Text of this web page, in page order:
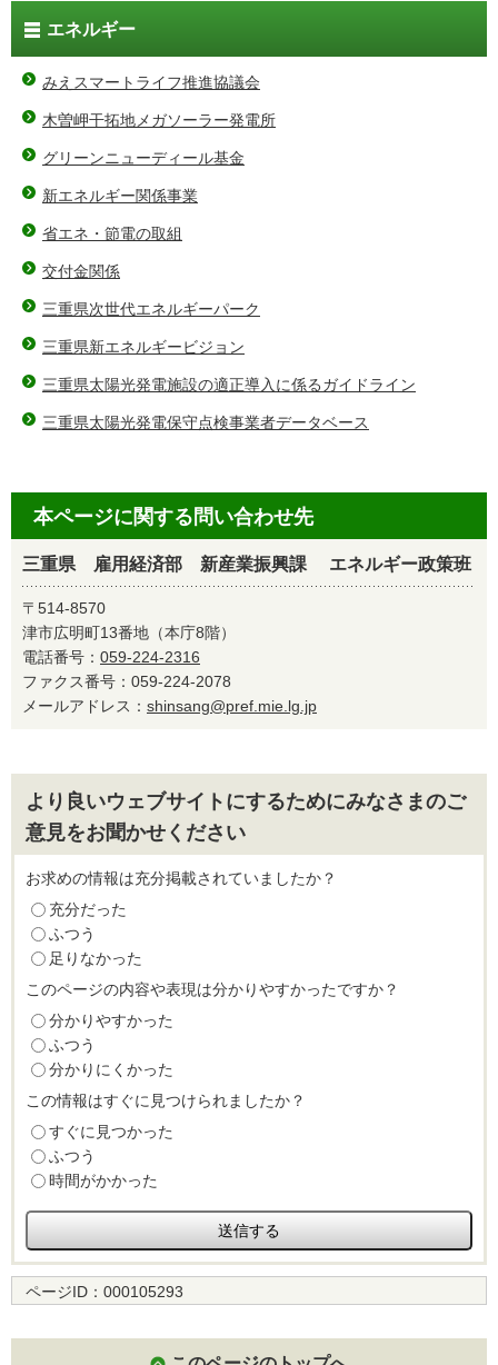
エネルギー
みえスマートライフ推進協議会
木曽岬干拓地メガソーラー発電所
グリーンニューディール基金
新エネルギー関係事業
省エネ・節電の取組
交付金関係
三重県次世代エネルギーパーク
三重県新エネルギービジョン
三重県太陽光発電施設の適正導入に係るガイドライン
三重県太陽光発電保守点検事業者データベース
本ページに関する問い合わせ先
三重県 雇用経済部 新産業振興課 エネルギー政策班
〒514-8570
津市広明町13番地（本庁8階）
電話番号： 059-224-2316
ファクス番号：059-224-2078
メールアドレス： shinsang@pref.mie.lg.jp
より良いウェブサイトにするためにみなさまのご
意見をお聞かせください
お求めの情報は充分掲載されていましたか？
充分だった
ふつう
足りなかった
このページの内容や表現は分かりやすかったですか？
分かりやすかった
ふつう
分かりにくかった
この情報はすぐに見つけられましたか？
すぐに見つかった
ふつう
時間がかかった
ページID： 000105293